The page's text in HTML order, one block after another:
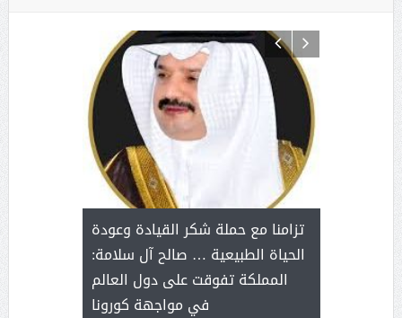
مع
بنت
تزامنا مع حملة شكر القيادة وعودة
الحياة الطبيعية … صالح آل سلامة:
المملكة تفوقت على دول العالم
في مواجهة كورونا
هي أساس